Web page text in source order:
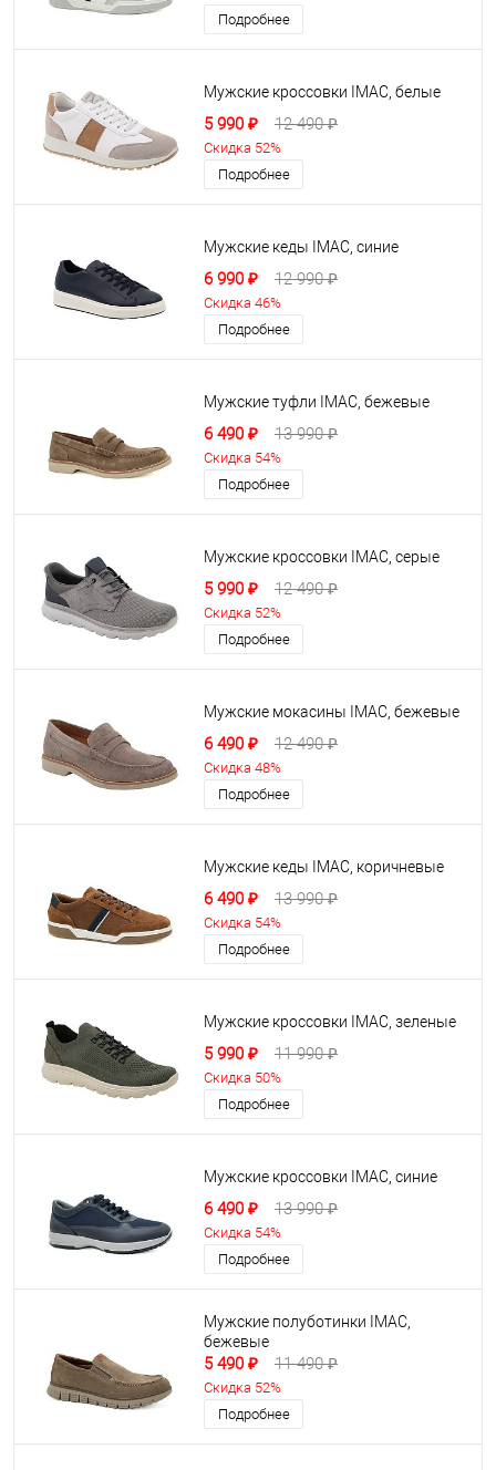
Подробнее
Мужские кроссовки IMAC, белые
5 990 ₽ 12 490 ₽
Скидка 52%
Подробнее
Мужские кеды IMAC, синие
6 990 ₽ 12 990 ₽
Скидка 46%
Подробнее
Мужские туфли IMAC, бежевые
6 490 ₽ 13 990 ₽
Скидка 54%
Подробнее
Мужские кроссовки IMAC, серые
5 990 ₽ 12 490 ₽
Скидка 52%
Подробнее
Мужские мокасины IMAC, бежевые
6 490 ₽ 12 490 ₽
Скидка 48%
Подробнее
Мужские кеды IMAC, коричневые
6 490 ₽ 13 990 ₽
Скидка 54%
Подробнее
Мужские кроссовки IMAC, зеленые
5 990 ₽ 11 990 ₽
Скидка 50%
Подробнее
Мужские кроссовки IMAC, синие
6 490 ₽ 13 990 ₽
Скидка 54%
Подробнее
Мужские полуботинки IMAC,
бежевые
5 490 ₽ 11 490 ₽
Скидка 52%
Подробнее